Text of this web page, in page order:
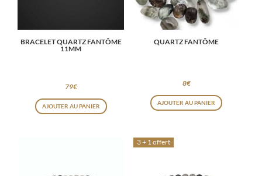
BRACELET QUARTZ FANTÔME
11MM
79€
AJOUTER AU PANIER
QUARTZ FANTÔME
8€
AJOUTER AU PANIER
3 + 1 offert